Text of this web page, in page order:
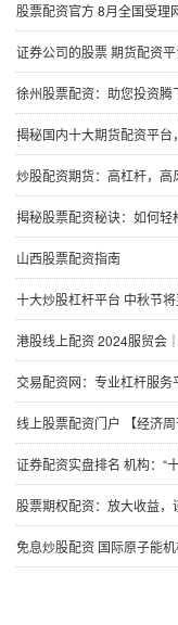
股票配资官方 8月全国受理网
证券公司的股票 期货配资
徐州股票配资：助您投资腾
揭秘国内十大期货配资平台
炒股配资期货：高杠杆，高
揭秘股票配资秘诀：如何轻
山西股票配资指南
十大炒股杠杆平台 中秋节将至
港股线上配资 2024服贸会
交易配资网：专业杠杆服务
线上股票配资门户 【经济周
证券配资实盘排名 机构：“
股票期权配资：放大收益，
免息炒股配资 国际原子能